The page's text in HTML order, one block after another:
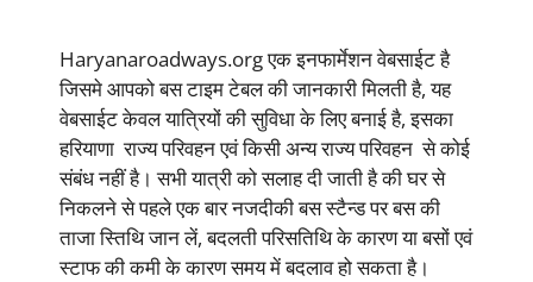
Haryanaroadways.org एक इनफार्मेशन वेबसाईट है
जिसमे आपको बस टाइम टेबल की जानकारी मिलती है, यह
वेबसाईट केवल यात्रियों की सुविधा के लिए बनाई है, इसका
हरियाणा राज्य परिवहन एवं किसी अन्य राज्य परिवहन से कोई
संबंध नहीं है। सभी यात्री को सलाह दी जाती है की घर से
निकलने से पहले एक बार नजदीकी बस स्टैन्ड पर बस की
ताजा स्तिथि जान लें, बदलती परिसतिथि के कारण या बसों एवं
स्टाफ की कमी के कारण समय में बदलाव हो सकता है।